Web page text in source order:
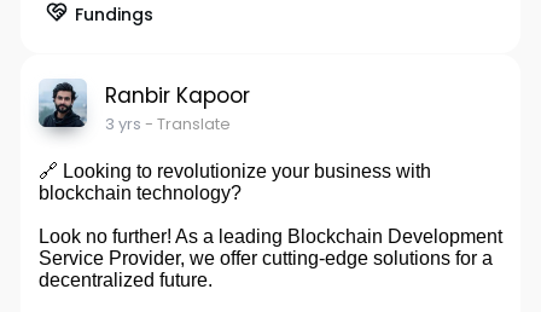
Fundings
Ranbir Kapoor
3 yrs - Translate
🔗 Looking to revolutionize your business with
blockchain technology?
Look no further! As a leading Blockchain Development
Service Provider, we offer cutting-edge solutions for a
decentralized future.